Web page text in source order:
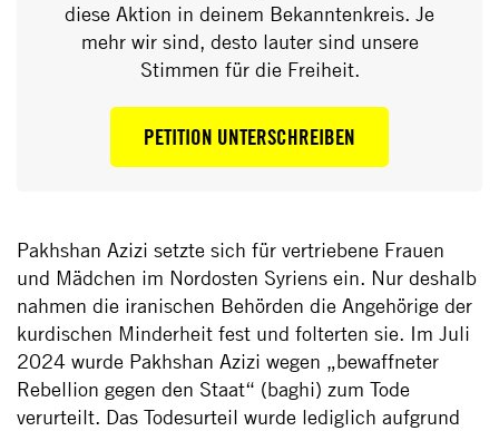
diese Aktion in deinem Bekanntenkreis. Je
mehr wir sind, desto lauter sind unsere
Stimmen für die Freiheit.
PETITION UNTERSCHREIBEN
Pakhshan Azizi setzte sich für vertriebene Frauen
und Mädchen im Nordosten Syriens ein. Nur deshalb
nahmen die iranischen Behörden die Angehörige der
kurdischen Minderheit fest und folterten sie. Im Juli
2024 wurde Pakhshan Azizi wegen „bewaffneter
Rebellion gegen den Staat“ (baghi) zum Tode
verurteilt. Das Todesurteil wurde lediglich aufgrund